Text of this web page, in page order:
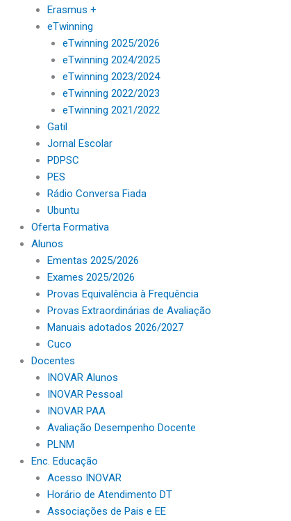
Erasmus +
eTwinning
eTwinning 2025/2026
eTwinning 2024/2025
eTwinning 2023/2024
eTwinning 2022/2023
eTwinning 2021/2022
Gatil
Jornal Escolar
PDPSC
PES
Rádio Conversa Fiada
Ubuntu
Oferta Formativa
Alunos
Ementas 2025/2026
Exames 2025/2026
Provas Equivalência à Frequência
Provas Extraordinárias de Avaliação
Manuais adotados 2026/2027
Cuco
Docentes
INOVAR Alunos
INOVAR Pessoal
INOVAR PAA
Avaliação Desempenho Docente
PLNM
Enc. Educação
Acesso INOVAR
Horário de Atendimento DT
Associações de Pais e EE